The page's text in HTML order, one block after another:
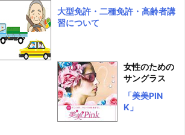
大型免許・二種免許・高齢者講
習について
女性のための
サングラス
「美美PIN
K」